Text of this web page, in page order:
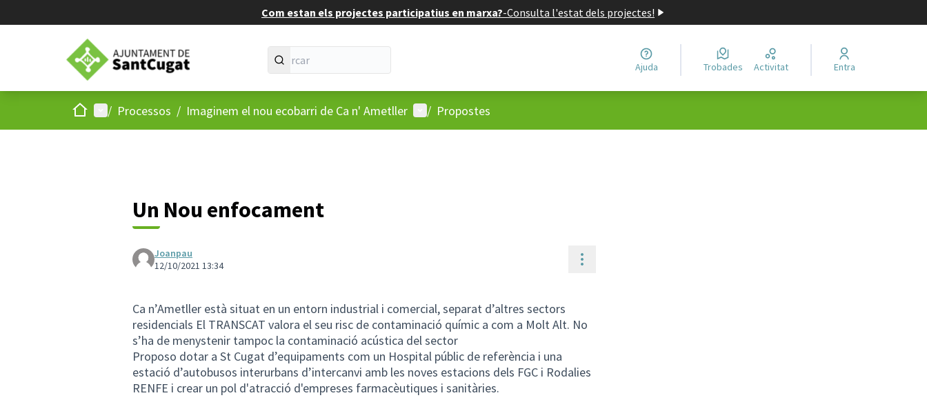
Com estan els projectes participatius en marxa?-Consulta l'estat dels projectes!
Ajuda Trobades Activitat Entra
Inici Menú principal
/ Processos / Imaginem el nou ecobarri de Ca n' Ametller Menú d'usuari
/ Propostes
Un Nou enfocament
Joanpau
12/10/2021 13:34
Controls de recursos
Ca n’Ametller està situat en un entorn industrial i comercial, separat d’altres sectors
residencials El TRANSCAT valora el seu risc de contaminació químic a com a Molt Alt. No
s’ha de menystenir tampoc la contaminació acústica del sector
Proposo dotar a St Cugat d’equipaments com un Hospital públic de referència i una
estació d’autobusos interurbans d’intercanvi amb les noves estacions dels FGC i Rodalies
RENFE i crear un pol d'atracció d'empreses farmacèutiques i sanitàries.